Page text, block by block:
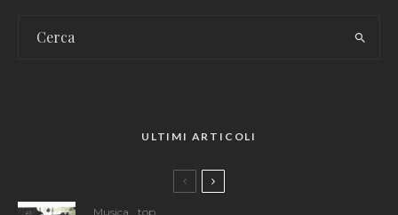
ULTIMI ARTICOLI
Musica top